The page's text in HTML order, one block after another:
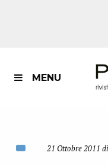
MENU
21 Ottobre 2011